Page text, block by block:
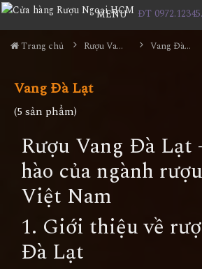
MENU ĐT
Trang chủ Rượu Vang Vang Đà Lạt
Vang Đà Lạt
(5 sản phẩm)
Rượu Vang Đà
hào của ngành
Việt Nam
1. Giới thiệu về
Đà Lạt